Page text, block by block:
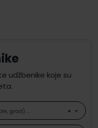
udžbenike koje su
×
grad) ...